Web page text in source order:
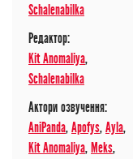
Schalenabilka
Редактор:
Kit Anomaliya,
Schalenabilka
Актори озвучення:
AniPanda,Apofys,Ayla,
Kit Anomaliya, Meks,